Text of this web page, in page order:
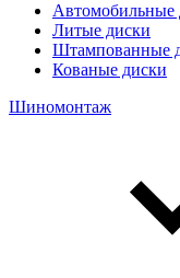
Автомобильные
Литые диски
Штампованные
Кованые диски
Шиномонтаж